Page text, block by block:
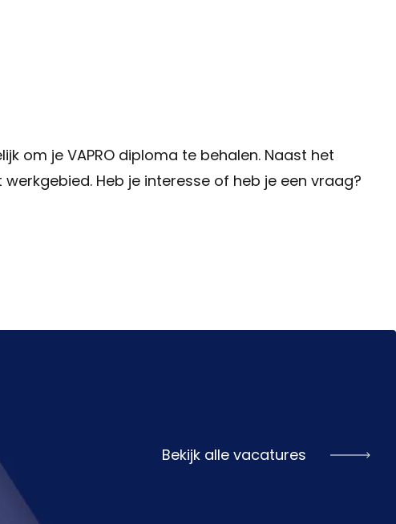
om je VAPRO diploma te behalen. Naast het
Heb je interesse of heb je een vraag?
Bekijk alle vacatures